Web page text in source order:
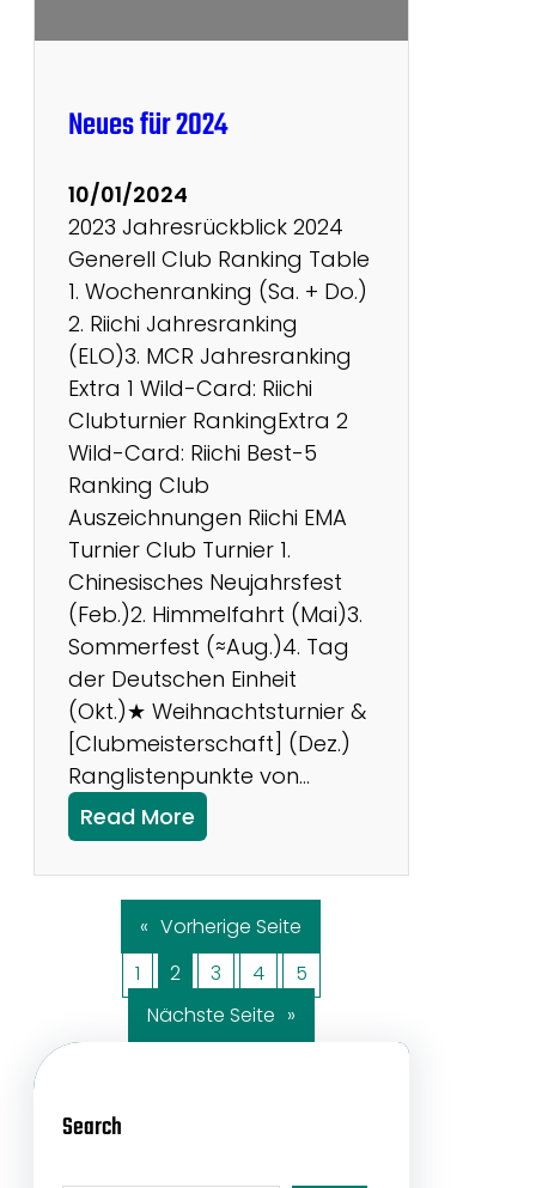
s
6
#
8
Neues für 2024
10/01/2024
2023 Jahresrückblick 2024
Generell Club Ranking Table
1. Wochenranking (Sa. + Do.)
2. Riichi Jahresranking
(ELO)3. MCR Jahresranking
Extra 1 Wild-Card: Riichi
Clubturnier RankingExtra 2
Wild-Card: Riichi Best-5
Ranking Club
Auszeichnungen Riichi EMA
Turnier Club Turnier 1.
Chinesisches Neujahrsfest
(Feb.)2. Himmelfahrt (Mai)3.
Sommerfest (≈Aug.)4. Tag
der Deutschen Einheit
(Okt.)★ Weihnachtsturnier &
[Clubmeisterschaft] (Dez.)
Ranglistenpunkte von…
Read More
N
e
u
f
ü
« Vorherige Seite
1
2 3 4
5
Nächste Seite »
Search